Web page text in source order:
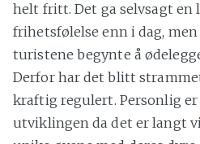
helt fritt. Det ga selvsagt en
frihetsfølelse enn i dag,
turistene begynte å
Derfor har det blitt
kraftig regulert. Personlig
utviklingen da det er langt